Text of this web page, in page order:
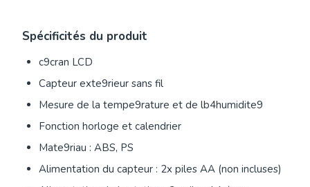
Spécificités du produit
c9cran LCD
Capteur exte9rieur sans fil
Mesure de la tempe9rature et de lb4humidite9
Fonction horloge et calendrier
Mate9riau : ABS, PS
Alimentation du capteur : 2x piles AA (non incluses)